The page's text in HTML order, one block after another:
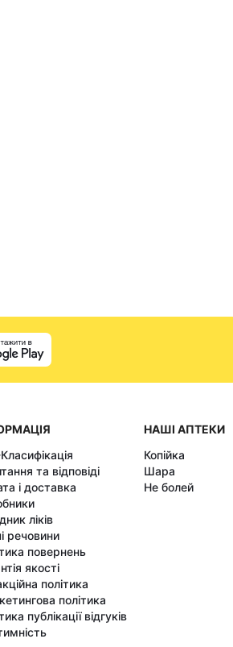
та відповіді
і доставка
ліків
речовини
повернень
якості
політика
політика
публікації відгуків
НАШІ АПТЕКИ
Копійка
Шара
Не болей